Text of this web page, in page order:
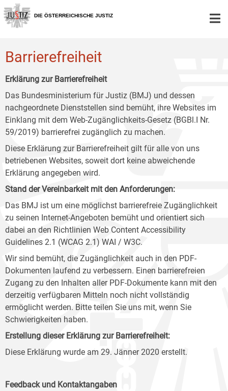
Zur
Hauptnavigation
[1]
Zum
Inhalt
[2]
Zum
Untermenü
[3]
DIE ÖSTERREICHISCHE JUSTIZ
Barrierefreiheit
Erklärung zur Barrierefreiheit
Das Bundesministerium für Justiz (BMJ) und dessen
nachgeordnete Dienststellen sind bemüht, ihre Websites im
Einklang mit dem Web-Zugänglichkeits-Gesetz (BGBl.I Nr.
59/2019) barrierefrei zugänglich zu machen.
Diese Erklärung zur Barrierefreiheit gilt für alle von uns
betriebenen Websites, soweit dort keine abweichende
Erklärung angegeben wird.
Stand der Vereinbarkeit mit den Anforderungen:
Das BMJ ist um eine möglichst barrierefreie Zugänglichkeit
zu seinen Internet-Angeboten bemüht und orientiert sich
dabei an den Richtlinien Web Content Accessibility
Guidelines 2.1 (WCAG 2.1) WAI / W3C.
Wir sind bemüht, die Zugänglichkeit auch in den PDF-
Dokumenten laufend zu verbessern. Einen barrierefreien
Zugang zu den Inhalten aller PDF-Dokumente kann mit den
derzeitig verfügbaren Mitteln noch nicht vollständig
ermöglicht werden. Bitte teilen Sie uns mit, wenn Sie
Schwierigkeiten haben.
Erstellung dieser Erklärung zur Barrierefreiheit:
Diese Erklärung wurde am 29. Jänner 2020 erstellt.
Feedback und Kontaktangaben